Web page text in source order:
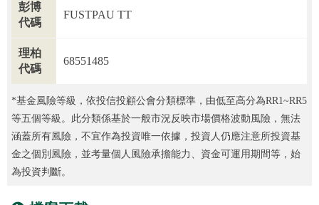
彭博
代碼
FUSTPAU TT
理柏
代碼
68551485
*基金風險等級，依投信投顧公會分類標準，由低至高分為RR1~RR5
等五個等級。此分類係基於一般市況反映市場價格波動風險，無法
涵蓋所有風險，不宜作為投資唯一依據，投資人仍應注意所投資基
金之個別風險，並考量個人風險承擔能力、資金可運用期間等，始
為投資判斷。